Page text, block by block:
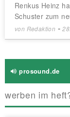
Renkus Heinz
Schuster zum
von Redaktion -
prosound.de
werben im